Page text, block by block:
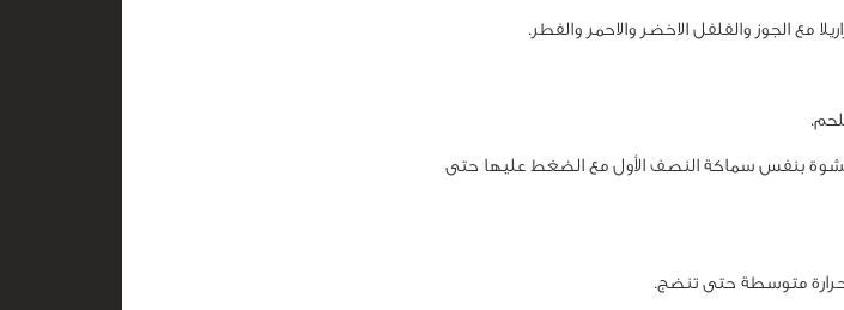
مع الجوز والفلفل الاخضر والاحمر والفطر.
بنفس سماكة النصف الأول مع الضغط عليها حتى
متوسطة حتى تنضج.